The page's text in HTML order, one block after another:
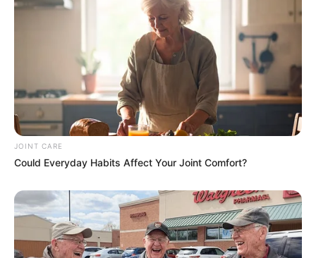
The Most Surprising Things About FIFA World Cup
From Albinos To Polygamists: The World's Most
Unique Families
JOINT CARE
Could Everyday Habits Affect Your Joint Comfort?